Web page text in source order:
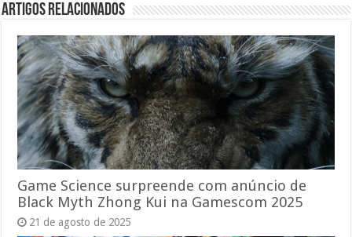
Artigos relacionados
Game Science surpreende com anúncio de
Black Myth Zhong Kui na Gamescom 2025
21 de agosto de 2025